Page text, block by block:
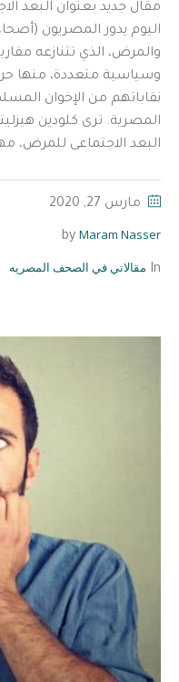
مقال جديد بعنوان البعد
اليوم يدور المصريون
والمرض، الذي تتنازعه
وسياسية متعددة، منها
نقاباتهم من الإخوان
المصرية. ترى كلودين
البعد الاجتماعى للمرض،
مارس 27, 2020
by Maram Nasser
In مقالاتي في الصحف المصريه